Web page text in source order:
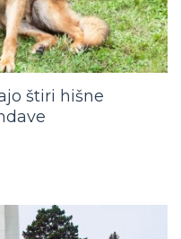
štiri hišne